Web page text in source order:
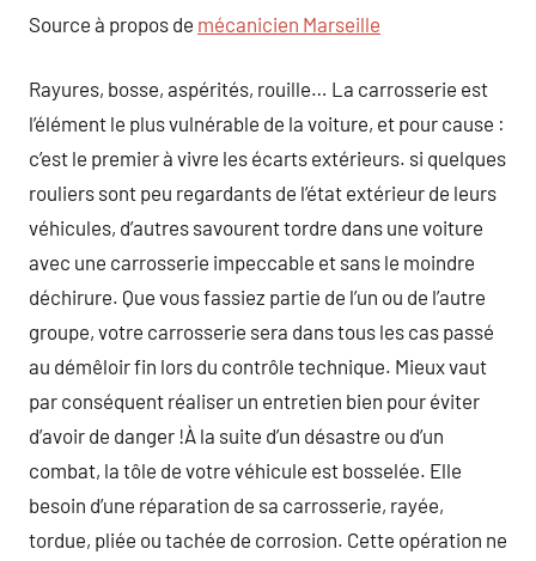
Source à propos de mécanicien Marseille
Rayures, bosse, aspérités, rouille… La carrosserie est
l’élément le plus vulnérable de la voiture, et pour cause :
c’est le premier à vivre les écarts extérieurs. si quelques
rouliers sont peu regardants de l’état extérieur de leurs
véhicules, d’autres savourent tordre dans une voiture
avec une carrosserie impeccable et sans le moindre
déchirure. Que vous fassiez partie de l’un ou de l’autre
groupe, votre carrosserie sera dans tous les cas passé
au démêloir fin lors du contrôle technique. Mieux vaut
par conséquent réaliser un entretien bien pour éviter
d’avoir de danger !À la suite d’un désastre ou d’un
combat, la tôle de votre véhicule est bosselée. Elle
besoin d’une réparation de sa carrosserie, rayée,
tordue, pliée ou tachée de corrosion. Cette opération ne